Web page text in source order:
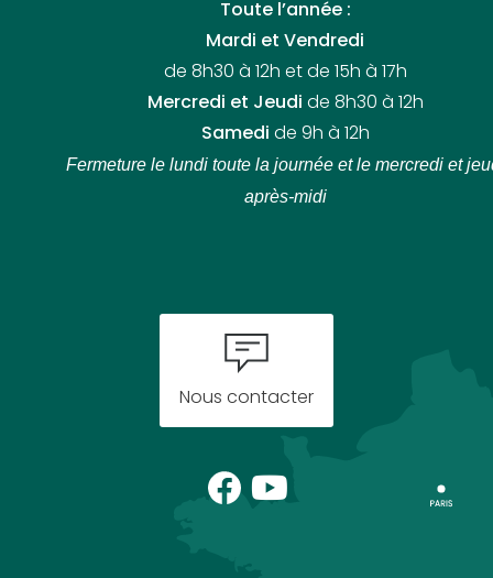
Toute l’année :
Mardi et Vendredi
de 8h30 à 12h et de 15h à 17h
Mercredi et Jeudi de 8h30 à 12h
Samedi de 9h à 12h
Fermeture le lundi toute la journée et le mercredi et
après-midi
Nous contacter